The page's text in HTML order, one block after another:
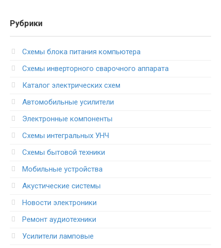
Рубрики
Схемы блока питания компьютера
Схемы инверторного сварочного аппарата
Каталог электрических схем
Автомобильные усилители
Электронные компоненты
Схемы интегральных УНЧ
Схемы бытовой техники
Мобильные устройства
Акустические системы
Новости электроники
Ремонт аудиотехники
Усилители ламповые